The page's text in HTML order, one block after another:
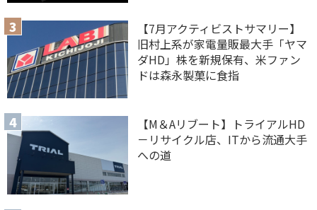
【7月アクティビストサマリー】
旧村上系が家電量販最大手「ヤマ
ダHD」株を新規保有、米ファン
ドは森永製菓に食指
【M＆Aリブート】トライアルHD
－リサイクル店、ITから流通大手
への道